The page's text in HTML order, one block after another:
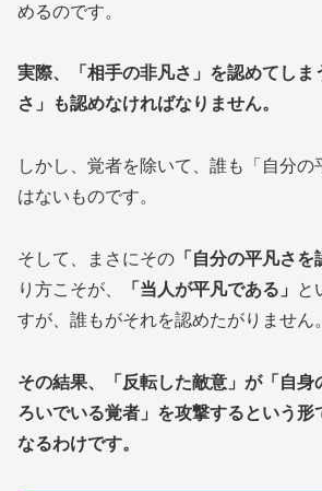
めるのです。
実際、「相手の非凡さ」を認めてしま
さ」も認めなければなりません。
しかし、覚者を除いて、誰も「自分の
はないものです。
そして、まさにその 「自分の平凡さを
り方こそが、
「当人が平凡である」
と
すが、誰もがそれを認めたがりません。
その結果、「反転した敵意」が「自身
ろいでいる覚者」を攻撃するという形
なるわけです。